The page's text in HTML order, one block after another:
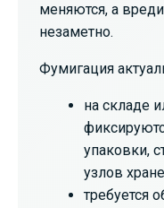
меняются, а
незаметно.
Фумигация
на складе
упаковки,
узлов
требуется